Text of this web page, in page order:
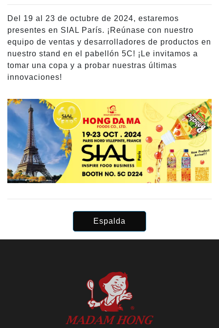
Del 19 al 23 de octubre de 2024, estaremos
presentes en SIAL París. ¡Reúnase con nuestro
equipo de ventas y desarrolladores de productos en
nuestro stand en el pabellón 5C! ¡Le invitamos a
tomar una copa y a probar nuestras últimas
innovaciones!
Espalda